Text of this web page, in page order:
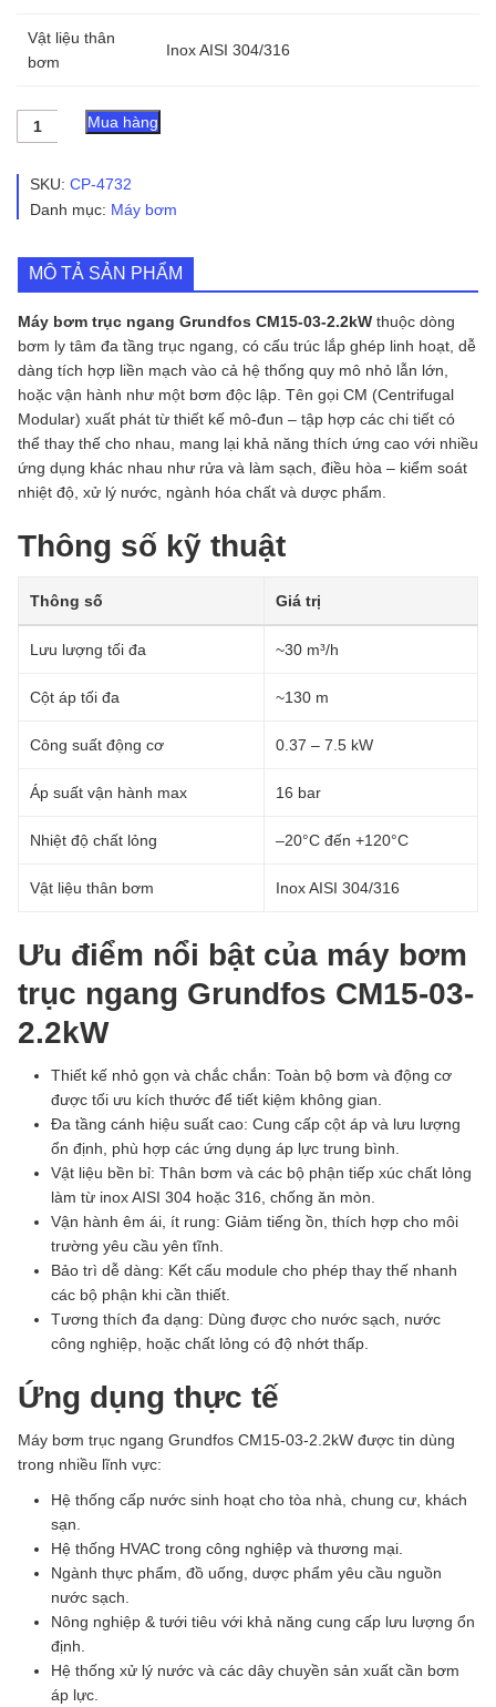
Vật liệu thân
bơm
Inox AISI 304/316
Máy
bơm
ngang
CM15-
2.2kW
số
lượng
Mua hàng
SKU: CP-4732
Danh mục: Máy bơm
MÔ TẢ SẢN PHẨM
Máy bơm trục ngang Grundfos CM15-03-2.2kW thuộc dòng
bơm ly tâm đa tầng trục ngang, có cấu trúc lắp ghép linh hoạt, dễ
dàng tích hợp liền mạch vào cả hệ thống quy mô nhỏ lẫn lớn,
hoặc vận hành như một bơm độc lập. Tên gọi CM (Centrifugal
Modular) xuất phát từ thiết kế mô-đun – tập hợp các chi tiết có
thể thay thế cho nhau, mang lại khả năng thích ứng cao với nhiều
ứng dụng khác nhau như rửa và làm sạch, điều hòa – kiểm soát
nhiệt độ, xử lý nước, ngành hóa chất và dược phẩm.
Thông số kỹ thuật
Thông số Giá trị
Lưu lượng tối đa ~30 m³/h
Cột áp tối đa ~130 m
Công suất động cơ 0.37 – 7.5 kW
Áp suất vận hành max 16 bar
Nhiệt độ chất lỏng –20°C đến +120°C
Vật liệu thân bơm Inox AISI 304/316
Ưu điểm nổi bật của máy bơm
trục ngang Grundfos CM15-03-
2.2kW
Thiết kế nhỏ gọn và chắc chắn: Toàn bộ bơm và động cơ
được tối ưu kích thước để tiết kiệm không gian.
Đa tầng cánh hiệu suất cao: Cung cấp cột áp và lưu lượng
ổn định, phù hợp các ứng dụng áp lực trung bình.
Vật liệu bền bỉ: Thân bơm và các bộ phận tiếp xúc chất lỏng
làm từ inox AISI 304 hoặc 316, chống ăn mòn.
Vận hành êm ái, ít rung: Giảm tiếng ồn, thích hợp cho môi
trường yêu cầu yên tĩnh.
Bảo trì dễ dàng: Kết cấu module cho phép thay thế nhanh
các bộ phận khi cần thiết.
Tương thích đa dạng: Dùng được cho nước sạch, nước
công nghiệp, hoặc chất lỏng có độ nhớt thấp.
Ứng dụng thực tế
Máy bơm trục ngang Grundfos CM15-03-2.2kW được tin dùng
trong nhiều lĩnh vực:
Hệ thống cấp nước sinh hoạt cho tòa nhà, chung cư, khách
sạn.
Hệ thống HVAC trong công nghiệp và thương mại.
Ngành thực phẩm, đồ uống, dược phẩm yêu cầu nguồn
nước sạch.
Nông nghiệp & tưới tiêu với khả năng cung cấp lưu lượng ổn
định.
Hệ thống xử lý nước và các dây chuyền sản xuất cần bơm
áp lực.